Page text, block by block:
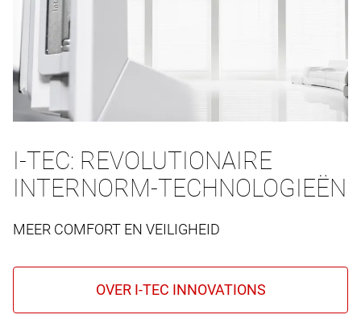
I-TEC: REVOLUTIONAIRE
INTERNORM-TECHNOLOGIEËN
MEER COMFORT EN VEILIGHEID